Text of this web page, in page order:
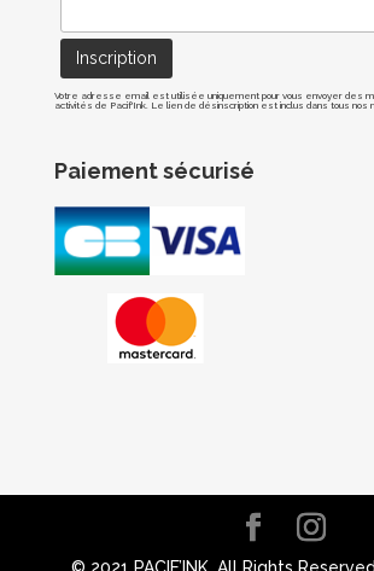
Votre adresse email est utilisée uniquement pour vous envoyer des
activités de Pacif'Ink. Le lien de désinscription est inclus dans tous
Paiement sécurisé